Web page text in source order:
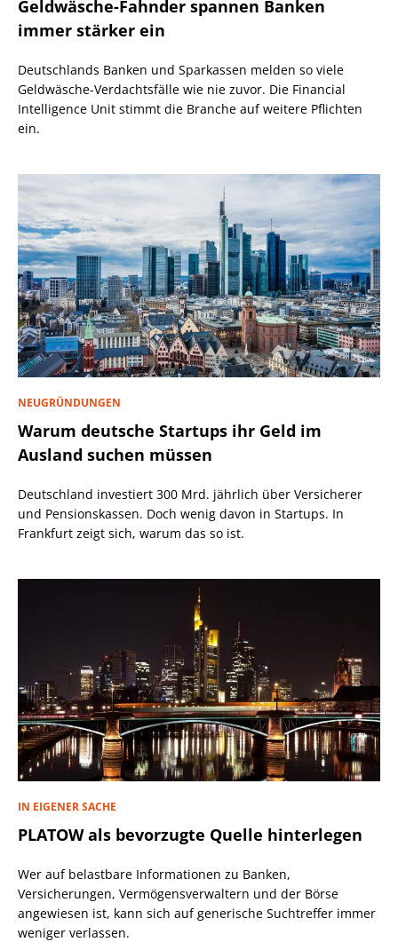
Geldwäsche-Fahnder spannen Banken
immer stärker ein
Deutschlands Banken und Sparkassen melden so viele
Geldwäsche-Verdachtsfälle wie nie zuvor. Die Financial
Intelligence Unit stimmt die Branche auf weitere Pflichten
ein.
NEUGRÜNDUNGEN
Warum deutsche Startups ihr Geld im
Ausland suchen müssen
Deutschland investiert 300 Mrd. jährlich über Versicherer
und Pensionskassen. Doch wenig davon in Startups. In
Frankfurt zeigt sich, warum das so ist.
IN EIGENER SACHE
PLATOW als bevorzugte Quelle hinterlegen
Wer auf belastbare Informationen zu Banken,
Versicherungen, Vermögensverwaltern und der Börse
angewiesen ist, kann sich auf generische Suchtreffer immer
weniger verlassen.